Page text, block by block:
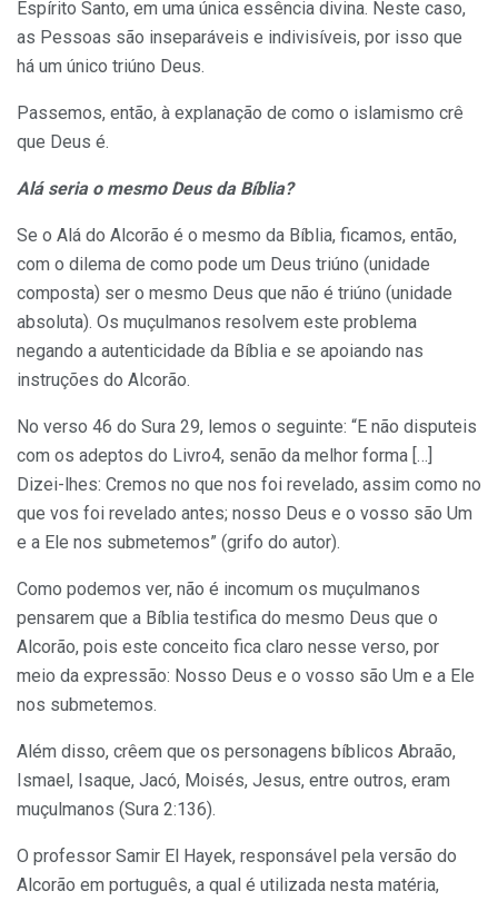
Espírito Santo, em uma única essência divina. Neste caso,
as Pessoas são inseparáveis e indivisíveis, por isso que
há um único triúno Deus.
Passemos, então, à explanação de como o islamismo crê
que Deus é.
Alá seria o mesmo Deus da Bíblia?
Se o Alá do Alcorão é o mesmo da Bíblia, ficamos, então,
com o dilema de como pode um Deus triúno (unidade
composta) ser o mesmo Deus que não é triúno (unidade
absoluta). Os muçulmanos resolvem este problema
negando a autenticidade da Bíblia e se apoiando nas
instruções do Alcorão.
No verso 46 do Sura 29, lemos o seguinte: “E não disputeis
com os adeptos do Livro4, senão da melhor forma […]
Dizei-lhes: Cremos no que nos foi revelado, assim como no
que vos foi revelado antes; nosso Deus e o vosso são Um
e a Ele nos submetemos” (grifo do autor).
Como podemos ver, não é incomum os muçulmanos
pensarem que a Bíblia testifica do mesmo Deus que o
Alcorão, pois este conceito fica claro nesse verso, por
meio da expressão: Nosso Deus e o vosso são Um e a Ele
nos submetemos.
Além disso, crêem que os personagens bíblicos Abraão,
Ismael, Isaque, Jacó, Moisés, Jesus, entre outros, eram
muçulmanos (Sura 2:136).
O professor Samir El Hayek, responsável pela versão do
Alcorão em português, a qual é utilizada nesta matéria,